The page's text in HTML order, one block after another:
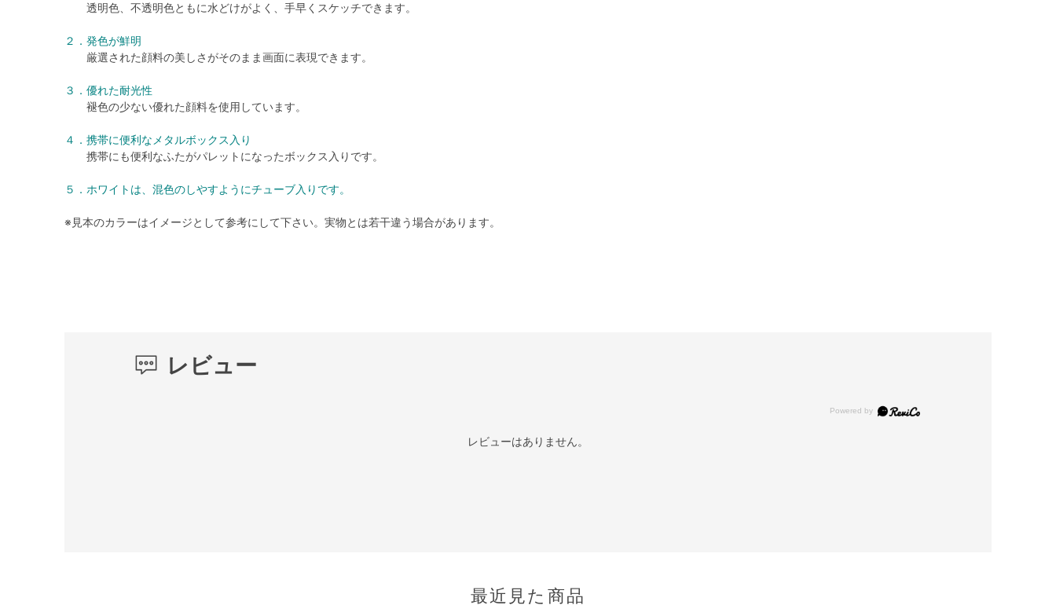
透明色、不透明色ともに水どけがよく、手早くスケッチできます。
２．発色が鮮明
厳選された顔料の美しさがそのまま画面に表現できます。
３．優れた耐光性
褪色の少ない優れた顔料を使用しています。
４．携帯に便利なメタルボックス入り
携帯にも便利なふたがパレットになったボックス入りです。
５．ホワイトは、混色のしやすようにチューブ入りです。
※見本のカラーはイメージとして参考にして下さい。実物とは若干違う場合があります。
レビュー
レビューはありません。
最近見た商品